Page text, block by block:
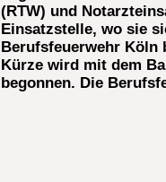
(RTW) und
Einsatzstelle, wo sie
Berufsfeuerwehr Köln
Kürze wird mit dem
begonnen. Die